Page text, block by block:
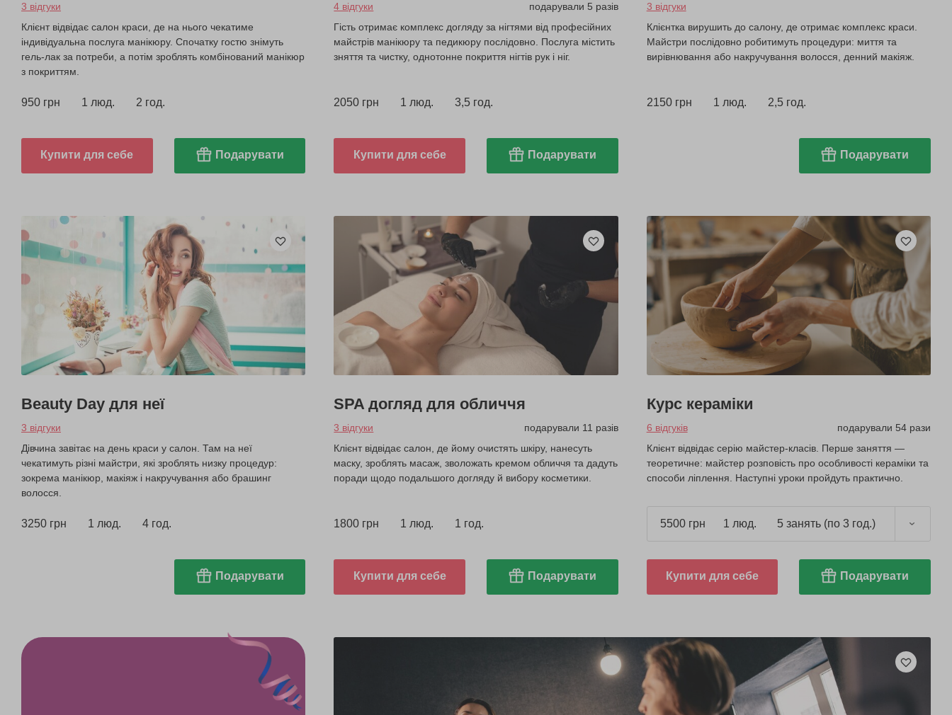
3 відгуки
Клієнт відвідає салон краси, де на нього чекатиме
індивідуальна послуга манікюру. Спочатку гостю знімуть
гель-лак за потреби, а потім зроблять комбінований манікюр
з покриттям.
950 грн 1 люд. 2 год.
Купити для себе Подарувати
4 відгуки
подарували 5 разів
Гість отримає комплекс догляду за нігтями від професійних
майстрів манікюру та педикюру послідовно. Послуга містить
зняття та чистку, однотонне покриття нігтів рук і ніг.
2050 грн 1 люд. 3,5 год.
Купити для себе Подарувати
3 відгуки
Клієнтка вирушить до салону, де отримає комплекс краси.
Майстри послідовно робитимуть процедури: миття та
вирівнювання або накручування волосся, денний макіяж.
2150 грн 1 люд. 2,5 год.
Подарувати
Beauty Day для неї
3 відгуки
Дівчина завітає на день краси у салон. Там на неї
чекатимуть різні майстри, які зроблять низку процедур:
зокрема манікюр, макіяж і накручування або брашинг
волосся.
3250 грн 1 люд. 4 год.
Подарувати
SPA догляд для обличчя
3 відгуки
подарували 11 разів
Клієнт відвідає салон, де йому очистять шкіру, нанесуть
маску, зроблять масаж, зволожать кремом обличчя та дадуть
поради щодо подальшого догляду й вибору косметики.
1800 грн 1 люд. 1 год.
Купити для себе Подарувати
Курс кераміки
6 відгуків
подарували 54 рази
Клієнт відвідає серію майстер-класів. Перше заняття —
теоретичне: майстер розповість про особливості кераміки та
способи ліплення. Наступні уроки пройдуть практично.
5500 грн 1 люд. 5 занять (по 3 год.)
Купити для себе Подарувати